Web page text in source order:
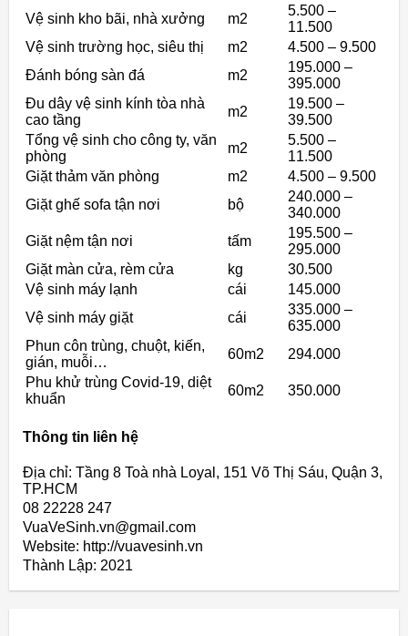
Vệ sinh kho bãi, nhà xưởng m2
5.500 –
11.500
Vệ sinh trường học, siêu thị
m2
4.500 – 9.500
Đánh bóng sàn đá
m2
195.000 –
395.000
Đu dây vệ sinh kính tòa nhà
cao tầng
m2
19.500 –
39.500
Tổng vệ sinh cho công ty, văn
phòng
m2
5.500 –
11.500
Giặt thảm văn phòng
m2
4.500 – 9.500
Giặt ghế sofa tận nơi
bộ
240.000 –
340.000
Giặt nệm tận nơi
tấm
195.500 –
295.000
Giặt màn cửa, rèm cửa
kg
30.500
Vệ sinh máy lạnh
cái
145.000
Vệ sinh máy giặt
cái
335.000 –
635.000
Phun côn trùng, chuột, kiến,
gián, muỗi…
60m2
294.000
Phu khử trùng Covid-19, diệt
khuẩn
60m2 350.000
Thông tin liên hệ
Địa chỉ: Tầng 8 Toà nhà Loyal, 151 Võ Thị Sáu, Quận 3,
TP.HCM
08 22228 247
VuaVeSinh.vn@gmail.com
Website: http://vuavesinh.vn
Thành Lập: 2021